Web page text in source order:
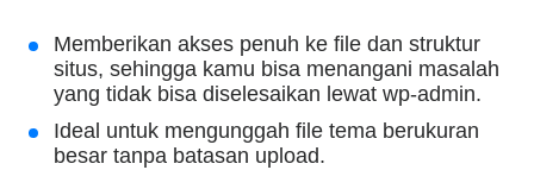
Memberikan akses penuh ke file dan struktur
situs, sehingga kamu bisa menangani masalah
yang tidak bisa diselesaikan lewat wp-admin.
Ideal untuk mengunggah file tema berukuran
besar tanpa batasan upload.